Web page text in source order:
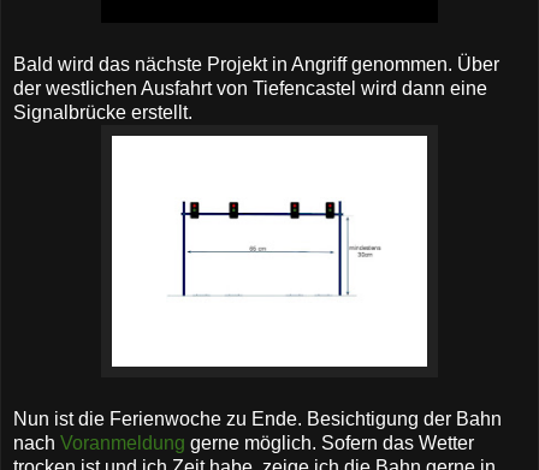
Bald wird das nächste Projekt in Angriff genommen. Über
der westlichen Ausfahrt von Tiefencastel wird dann eine
Signalbrücke erstellt.
Nun ist die Ferienwoche zu Ende. Besichtigung der Bahn
nach Voranmeldung gerne möglich. Sofern das Wetter